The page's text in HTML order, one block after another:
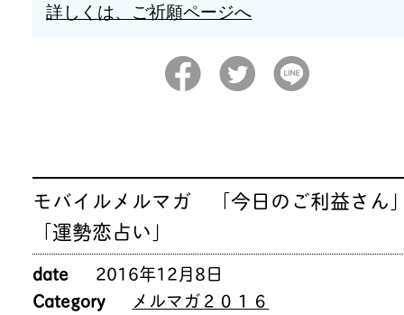
詳しくは、ご祈願ページへ
モバイルメルマガ 「今日のご利益さん
「運勢恋占い」
date
2016年12月8日
Category
メルマガ２０１６